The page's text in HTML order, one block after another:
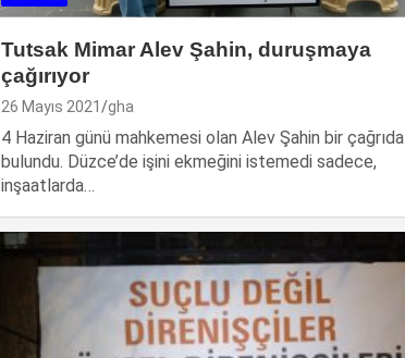
Tutsak Mimar Alev Şahin, duruşmaya
çağırıyor
26 Mayıs 2021 gha
4 Haziran günü mahkemesi olan Alev Şahin bir çağrıda
bulundu. Düzce’de işini ekmeğini istemedi sadece,
inşaatlarda…